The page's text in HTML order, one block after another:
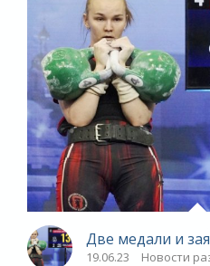
Две медали и
19.06.23 Новости